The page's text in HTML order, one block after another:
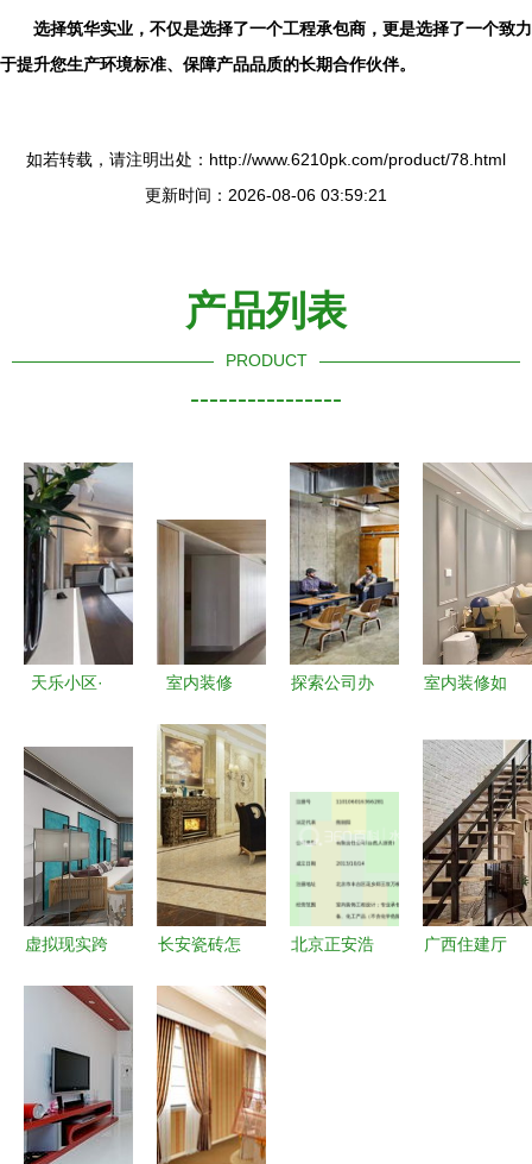
选择筑华实业，不仅是选择了一个工程承包商，更是选择了一个致力
于提升您生产环境标准、保障产品品质的长期合作伙伴。
如若转载，请注明出处：http://www.6210pk.com/product/78.html
更新时间：2026-08-06 03:59:21
产品列表
PRODUCT
----------------
天乐小区·
计室内装饰
工程解析
室内装修
些工程项目
绍兴室内设
计暑假班
探索公司办
到施工图纸
的全维度视
角
室内装修如
算 别再花
冤枉钱了，
看完这篇小
白变行家
虚拟现实跨
技术在室内
装饰工程中
的应用与前
景
长安瓷砖怎
能、设计到
性价比全方
位解读室内
装饰应用
北京正安浩
广西住建厅